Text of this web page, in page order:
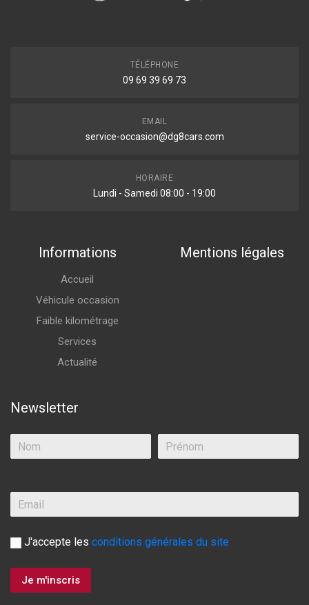
TÉLÉPHONE
09 69 39 69 73
EMAIL
service-occasion@dg8cars.com
HORAIRE
Lundi - Samedi 08:00 - 19:00
Informations
Accueil
Véhicule occasion
Faible kilométrage
Services
Actualité
Mentions légales
Newsletter
J'accepte les conditions générales du site